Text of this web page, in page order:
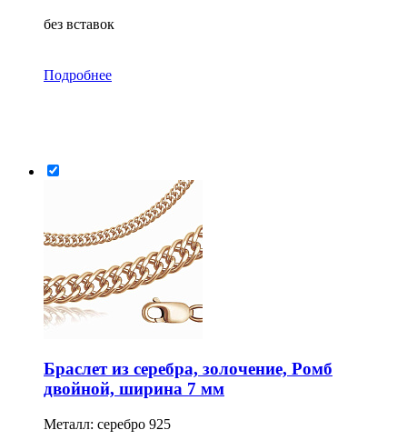
без вставок
Подробнее
Браслет из серебра, золочение, Ромб
двойной, ширина 7 мм
Металл: серебро 925